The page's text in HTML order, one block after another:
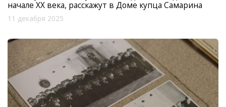
начале XX века, расскажут в Доме купца Самарина
11 декабря 2025